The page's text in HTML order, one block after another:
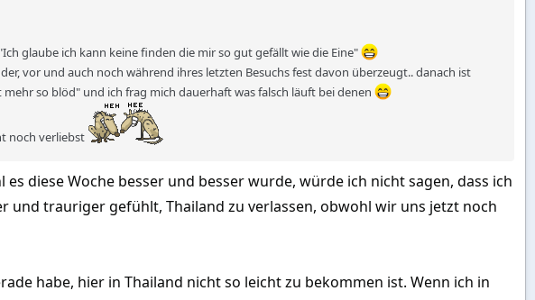
glaube ich kann keine finden die mir so gut gefällt wie die Eine"
vor und auch noch während ihres letzten Besuchs fest davon überzeugt.. danach ist
so blöd" und ich frag mich dauerhaft was falsch läuft bei denen
noch verliebst
diese Woche besser und besser wurde, würde ich nicht sagen, dass ich
und trauriger gefühlt, Thailand zu verlassen, obwohl wir uns jetzt noch
habe, hier in Thailand nicht so leicht zu bekommen ist. Wenn ich in